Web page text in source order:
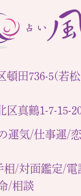
頓田736-5(若
区真鶴1-7-15-
運気/仕事運/
相/対面鑑定/電
/相談